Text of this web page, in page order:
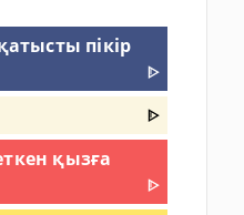
пікір
ᐈ
ᐈ
қызға
ᐈ